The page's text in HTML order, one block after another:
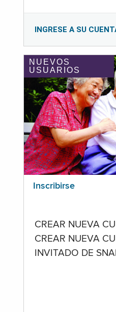
INGRESE A SU
NUEVOS
USUARIOS
Inscribirse
CREAR NUEVA
CREAR NUEVA
INVITADO DE